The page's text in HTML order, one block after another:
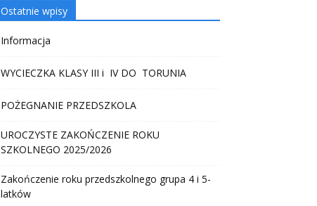
Ostatnie wpisy
Informacja
WYCIECZKA KLASY III i IV DO TORUNIA
POŻEGNANIE PRZEDSZKOLA
UROCZYSTE ZAKOŃCZENIE ROKU
SZKOLNEGO 2025/2026
Zakończenie roku przedszkolnego grupa 4 i 5-
latków